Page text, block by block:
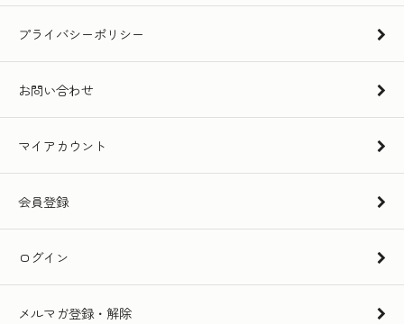
プライバシーポリシー
お問い合わせ
マイアカウント
会員登録
ログイン
メルマガ登録・解除